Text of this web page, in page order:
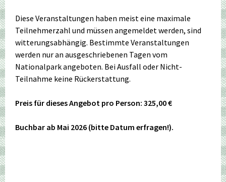
Diese Veranstaltungen haben meist eine maximale
Teilnehmerzahl und müssen angemeldet werden, sind
witterungsabhängig. Bestimmte Veranstaltungen
werden nur an ausgeschriebenen Tagen vom
Nationalpark angeboten. Bei Ausfall oder Nicht-
Teilnahme keine Rückerstattung.
Preis für dieses Angebot pro Person: 325,00 €
Buchbar ab Mai 2026 (bitte Datum erfragen!).